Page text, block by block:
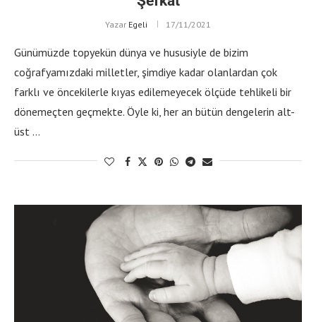
Yazar Egeli 17/11/2021
Günümüzde topyekün dünya ve hususiyle de bizim
coğrafyamızdaki milletler, şimdiye kadar olanlardan çok
farklı ve öncekilerle kıyas edilemeyecek ölçüde tehlikeli bir
dönemeçten geçmekte. Öyle ki, her an bütün dengelerin alt-
üst …